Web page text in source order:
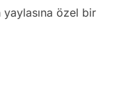
yaylasına özel bir